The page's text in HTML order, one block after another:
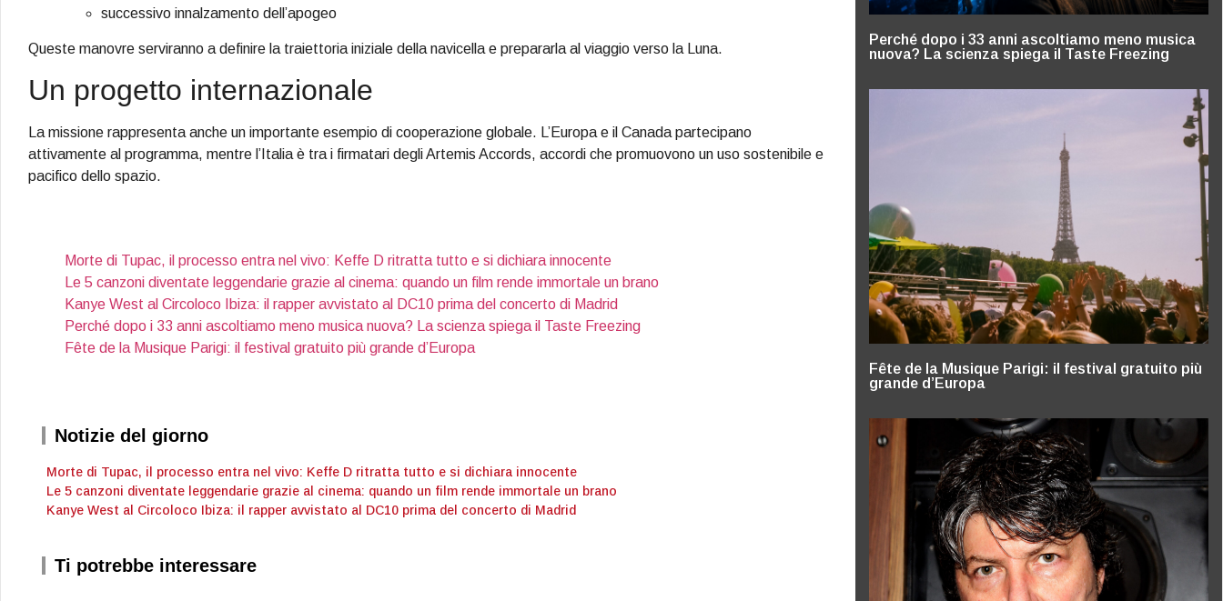
successivo innalzamento dell’apogeo
Queste manovre serviranno a definire la traiettoria iniziale della navicella e prepararla al viaggio verso la Luna.
Un progetto internazionale
La missione rappresenta anche un importante esempio di cooperazione globale. L’Europa e il Canada partecipano
attivamente al programma, mentre l’Italia è tra i firmatari degli Artemis Accords, accordi che promuovono un uso sostenibile e
pacifico dello spazio.
Morte di Tupac, il processo entra nel vivo: Keffe D ritratta tutto e si dichiara innocente
Le 5 canzoni diventate leggendarie grazie al cinema: quando un film rende immortale un brano
Kanye West al Circoloco Ibiza: il rapper avvistato al DC10 prima del concerto di Madrid
Perché dopo i 33 anni ascoltiamo meno musica nuova? La scienza spiega il Taste Freezing
Fête de la Musique Parigi: il festival gratuito più grande d’Europa
Notizie del giorno
Morte di Tupac, il processo entra nel vivo: Keffe D ritratta tutto e si dichiara innocente
Le 5 canzoni diventate leggendarie grazie al cinema: quando un film rende immortale un brano
Kanye West al Circoloco Ibiza: il rapper avvistato al DC10 prima del concerto di Madrid
Ti potrebbe interessare
Perché dopo i 33 anni ascoltiamo meno musica
nuova? La scienza spiega il Taste Freezing
Fête de la Musique Parigi: il festival gratuito più
grande d’Europa